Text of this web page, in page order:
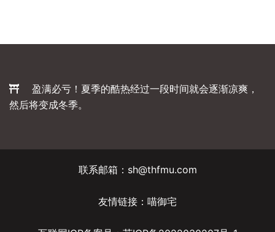
盈满必亏！夏季的酷热经过一段时间就会逐渐凉爽，
然后将变成冬季。
联系邮箱：sh@thfmu.com
友情链接： 喵御宅